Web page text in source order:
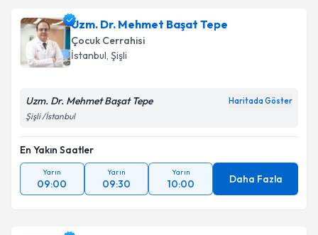
Uzm. Dr. Mehmet Başat Tepe
Çocuk Cerrahisi
İstanbul, Şişli
Uzm. Dr. Mehmet Başat Tepe Haritada Göster
Şişli /İstanbul
En Yakın Saatler
Yarın
09:00
Yarın
09:30
Yarın
10:00 Daha Fazla